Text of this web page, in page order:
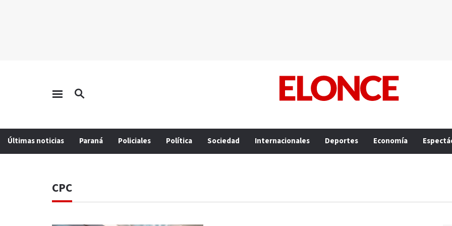
Últimas noticias Paraná Policiales Política Sociedad Internacionales Deportes Economía
CPC